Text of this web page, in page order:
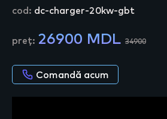
cod: dc-charger-20kw-gbt
preț: 26900 MDL 34900
Comandă acum